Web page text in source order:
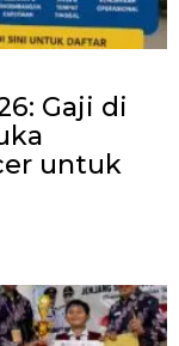
Gaji di
untuk